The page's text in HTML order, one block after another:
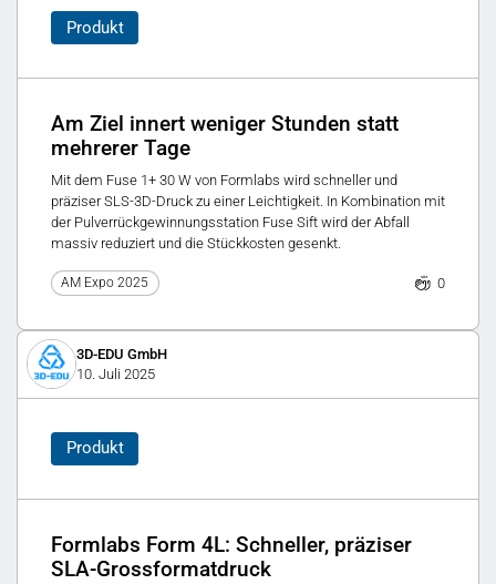
Produkt
Am Ziel innert weniger Stunden statt
mehrerer Tage
Mit dem Fuse 1+ 30 W von Formlabs wird schneller und
präziser SLS-3D-Druck zu einer Leichtigkeit. In Kombination mit
der Pulverrückgewinnungsstation Fuse Sift wird der Abfall
massiv reduziert und die Stückkosten gesenkt.
AM Expo 2025 0
3D-EDU GmbH
10. Juli 2025
Produkt
Formlabs Form 4L: Schneller, präziser
SLA-Grossformatdruck